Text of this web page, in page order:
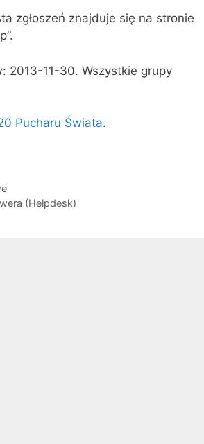
zgłoszeń znajduje się na stronie
2013-11-30. Wszystkie grupy
Pucharu Świata.
(Helpdesk)